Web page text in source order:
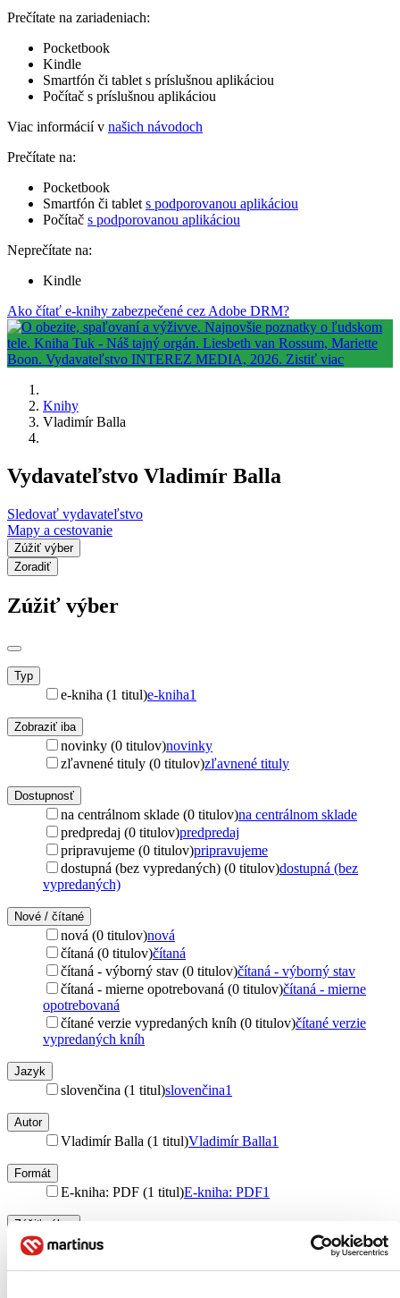
Prečítate na zariadeniach:
Pocketbook
Kindle
Smartfón či tablet s príslušnou aplikáciou
Počítač s príslušnou aplikáciou
Viac informácií v našich návodoch
Prečítate na:
Pocketbook
Smartfón či tablet s podporovanou aplikáciou
Počítač s podporovanou aplikáciou
Neprečítate na:
Kindle
Ako čítať e-knihy zabezpečené cez Adobe DRM?
Knihy
Vladimír Balla
Vydavateľstvo Vladimír Balla
Sledovať vydavateľstvo
Mapy a cestovanie
Zúžiť výber
Zoradiť
Zúžiť výber
Typ
e-kniha (1 titul)e-kniha1
Zobraziť iba
novinky (0 titulov)novinky
zľavnené tituly (0 titulov)zľavnené tituly
Dostupnosť
na centrálnom sklade (0 titulov)na centrálnom sklade
predpredaj (0 titulov)predpredaj
pripravujeme (0 titulov)pripravujeme
dostupná (bez vypredaných) (0 titulov)dostupná (bez
vypredaných)
Nové / čítané
nová (0 titulov)nová
čítaná (0 titulov)čítaná
čítaná - výborný stav (0 titulov)čítaná - výborný stav
čítaná - mierne opotrebovaná (0 titulov)čítaná - mierne
opotrebovaná
čítané verzie vypredaných kníh (0 titulov)čítané verzie
vypredaných kníh
Jazyk
slovenčina (1 titul)slovenčina1
Autor
Vladimír Balla (1 titul)Vladimír Balla1
Formát
E-kniha: PDF (1 titul)E-kniha: PDF1
Zúžiť výber
Zoradiť